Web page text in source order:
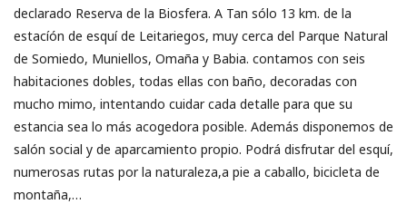
declarado Reserva de la Biosfera. A Tan sólo 13 km. de la
estacíón de esquí de Leitariegos, muy cerca del Parque Natural
de Somiedo, Muniellos, Omaña y Babia. contamos con seis
habitaciones dobles, todas ellas con baño, decoradas con
mucho mimo, intentando cuidar cada detalle para que su
estancia sea lo más acogedora posible. Además disponemos de
salón social y de aparcamiento propio. Podrá disfrutar del esquí,
numerosas rutas por la naturaleza,a pie a caballo, bicicleta de
montaña,…